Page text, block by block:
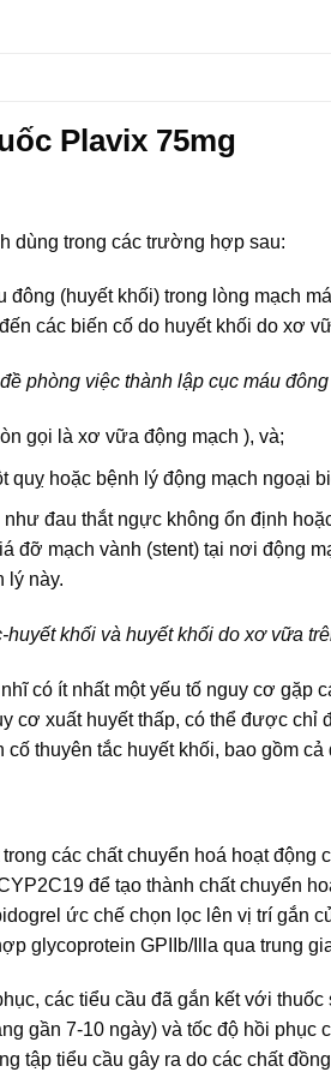
Plavix 75mg
dùng trong các trường hợp sau:
đông (huyết khối) trong lòng mạch
các biến cố do huyết khối do xơ
phòng việc thành lập cục máu
gọi là xơ vữa động mạch ), và;
quỵ hoặc bệnh lý động mạch ngoại
đau thắt ngực không ổn định
đỡ mạch vành (stent) tại nơi động
lý này.
khối và huyết khối do xơ vữa
có ít nhất một yếu tố nguy cơ gặp
cơ xuất huyết thấp, có thể được
thuyên tắc huyết khối, bao gồm cả
trong các chất chuyển hoá hoạt
để tạo thành chất chuyển
ức chế chọn lọc lên vị trí gắn
glycoprotein GPIIb/Illa qua trung
các tiểu cầu đã gắn kết với
gần 7-10 ngày) và tốc độ hồi
tập tiểu cầu gây ra do các chất